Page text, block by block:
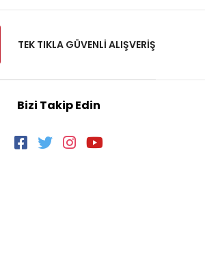
TEK TIKLA GÜVENLİ ALIŞVERİŞ
Bizi Takip Edin